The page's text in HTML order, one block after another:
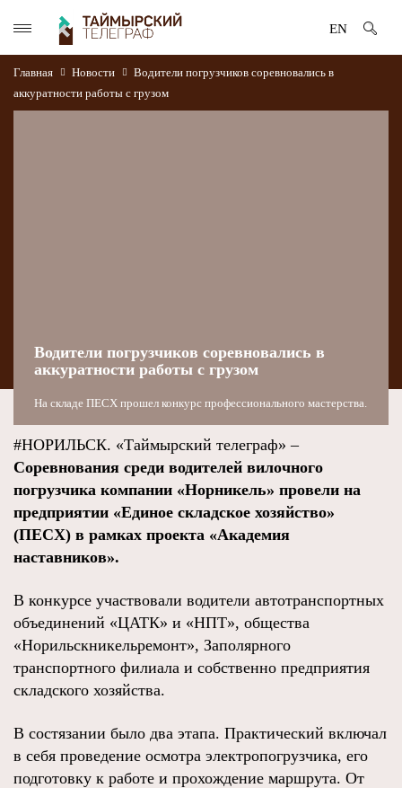
EN
Главная Новости
Водители погрузчиков соревновались в
аккуратности работы с грузом
Водители погрузчиков соревновались в
аккуратности работы с грузом
На складе ПЕСХ прошел конкурс профессионального мастерства.
#НОРИЛЬСК. «Таймырский телеграф» –
Соревнования среди водителей вилочного
погрузчика компании «Норникель» провели на
предприятии «Единое складское хозяйство»
(ПЕСХ) в рамках проекта «Академия
наставников».
В конкурсе участвовали водители автотранспортных
объединений «ЦАТК» и «НПТ», общества
«Норильскникельремонт», Заполярного
транспортного филиала и собственно предприятия
складского хозяйства.
В состязании было два этапа. Практический включал
в себя проведение осмотра электропогрузчика, его
подготовку к работе и прохождение маршрута. От